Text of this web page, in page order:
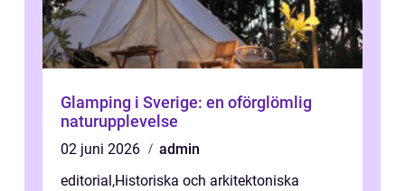
Glamping i Sverige: en oförglömlig
naturupplevelse
02 juni 2026
admin
editorial ,Historiska och arkitektoniska